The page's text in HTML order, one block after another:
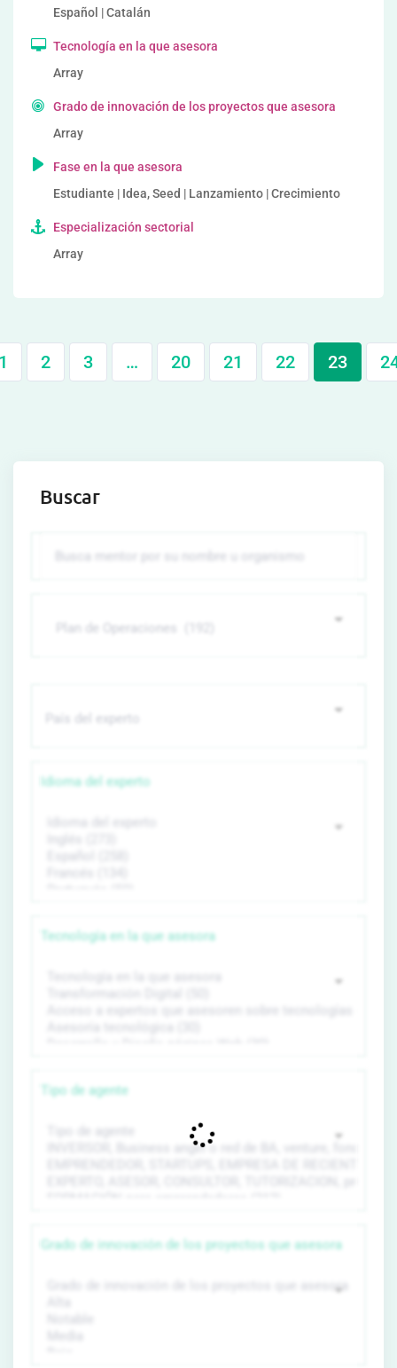
Español | Catalán
Tecnología en la que asesora
Array
Grado de innovación de los proyectos que asesora
Array
Fase en la que asesora
Estudiante | Idea, Seed | Lanzamiento | Crecimiento
Especialización sectorial
Array
2 3 … 20 21 22 23
Buscar
Idioma del experto
Tecnología en la que asesora
Tipo de agente
Grado de innovación de los proyectos que asesora